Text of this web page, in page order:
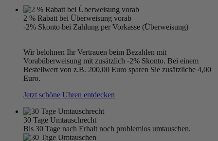
2 % Rabatt bei Überweisung vorab
-2% Skonto bei Zahlung per Vorkasse (Überweisung)
Wir belohnen Ihr Vertrauen beim Bezahlen mit
Vorabüberweisung mit zusätzlich -2% Skonto. Bei einem
Bestellwert von z.B. 200,00 Euro sparen Sie zusätzliche 4,00
Euro.
Jetzt schöne Uhren entdecken
30 Tage Umtauschrecht
Bis 30 Tage nach Erhalt noch problemlos umtauschen.